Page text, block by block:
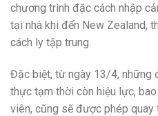
chương trình đặc cách nhập
tại nhà khi đến New Zealand,
cách ly tập trung.
Đặc biệt, từ ngày 13/4, những
thực tạm thời còn hiệu lực,
viên, cũng sẽ được phép